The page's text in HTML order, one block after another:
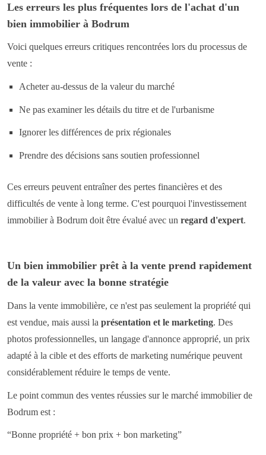
Les erreurs les plus fréquentes lors de l'achat d'un
bien immobilier à Bodrum
Voici quelques erreurs critiques rencontrées lors du processus de
vente :
Acheter au-dessus de la valeur du marché
Ne pas examiner les détails du titre et de l'urbanisme
Ignorer les différences de prix régionales
Prendre des décisions sans soutien professionnel
Ces erreurs peuvent entraîner des pertes financières et des
difficultés de vente à long terme. C'est pourquoi l'investissement
immobilier à Bodrum doit être évalué avec un regard d'expert.
Un bien immobilier prêt à la vente prend rapidement
de la valeur avec la bonne stratégie
Dans la vente immobilière, ce n'est pas seulement la propriété qui
est vendue, mais aussi la présentation et le marketing. Des
photos professionnelles, un langage d'annonce approprié, un prix
adapté à la cible et des efforts de marketing numérique peuvent
considérablement réduire le temps de vente.
Le point commun des ventes réussies sur le marché immobilier de
Bodrum est :
“Bonne propriété + bon prix + bon marketing”